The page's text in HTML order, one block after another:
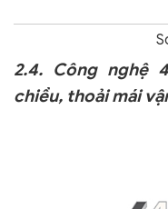
2.4. Công nghệ
chiều, thoải mái